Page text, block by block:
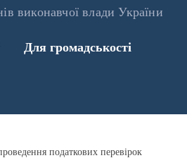
виконавчої влади України
Для громадськості
податкових перевірок